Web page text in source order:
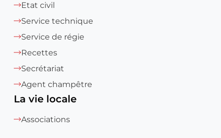
Etat civil
Service technique
Service de régie
Recettes
Secrétariat
Agent champêtre
La vie locale
Associations